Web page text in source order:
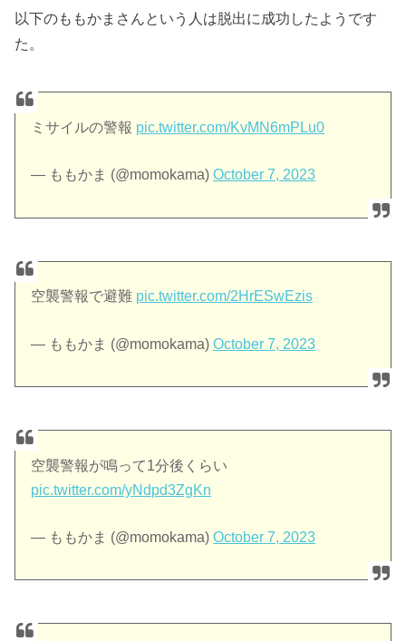
以下のももかまさんという人は脱出に成功したようです
た。
ミサイルの警報 pic.twitter.com/KvMN6mPLu0
— ももかま (@momokama)October 7, 2023
空襲警報で避難 pic.twitter.com/2HrESwEzis
— ももかま (@momokama)October 7, 2023
空襲警報が鳴って1分後くらい
pic.twitter.com/yNdpd3ZgKn
— ももかま (@momokama)October 7, 2023